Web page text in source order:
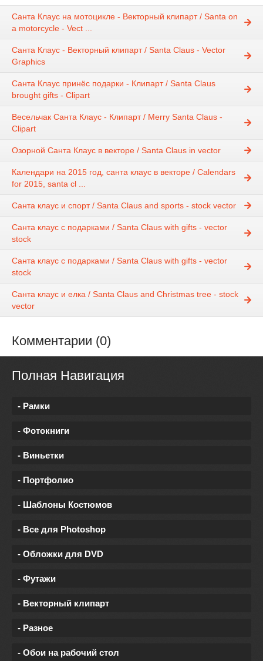
Санта Клаус на мотоцикле - Векторный клипарт / Santa on
a motorcycle - Vect ...
Санта Клаус - Векторный клипарт / Santa Claus - Vector
Graphics
Санта Клаус принёс подарки - Клипарт / Santa Claus
brought gifts - Clipart
Весельчак Санта Клаус - Клипарт / Merry Santa Claus -
Clipart
Озорной Санта Клаус в векторе / Santa Claus in vector
Календари на 2015 год, санта клаус в векторе / Calendars
for 2015, santa cl ...
Санта клаус и спорт / Santa Claus and sports - stock vector
Санта клаус с подарками / Santa Claus with gifts - vector
stock
Санта клаус с подарками / Santa Claus with gifts - vector
stock
Санта клаус и елка / Santa Claus and Christmas tree - stock
vector
Комментарии (0)
Полная Навигация
- Рамки
- Фотокниги
- Виньетки
- Портфолио
- Шаблоны Костюмов
- Все для Photoshop
- Обложки для DVD
- Футажи
- Векторный клипарт
- Разное
- Обои на рабочий стол